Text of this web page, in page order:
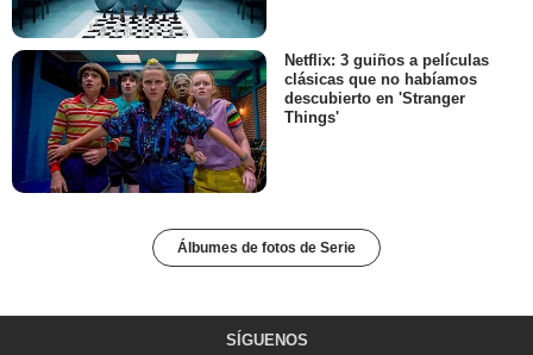
Netflix: 3 guiños a películas
clásicas que no habíamos
descubierto en 'Stranger
Things'
Álbumes de fotos de Serie
SÍGUENOS